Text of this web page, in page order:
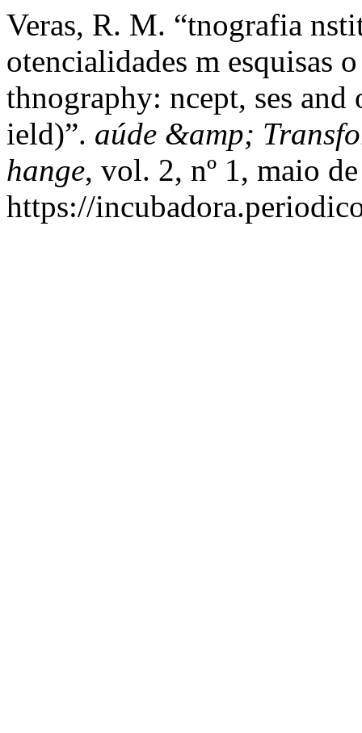
Veras, R. M. “tnografia
otencialidades m esquisas
thnography: ncept, ses and
ield)”. aúde &amp;
hange, vol. 2, nº 1, maio
https://